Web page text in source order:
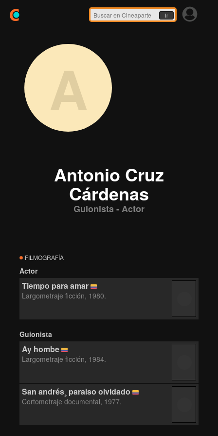
Ir
A
Antonio Cruz
Cárdenas
Guionista - Actor
FILMOGRAFÍA
Actor
Tiempo para amar
Largometraje ficción, 1980.
Guionista
Ay hombe
Largometraje ficción, 1984.
San andrés¸ paraiso olvidado
Cortometraje documental, 1977.